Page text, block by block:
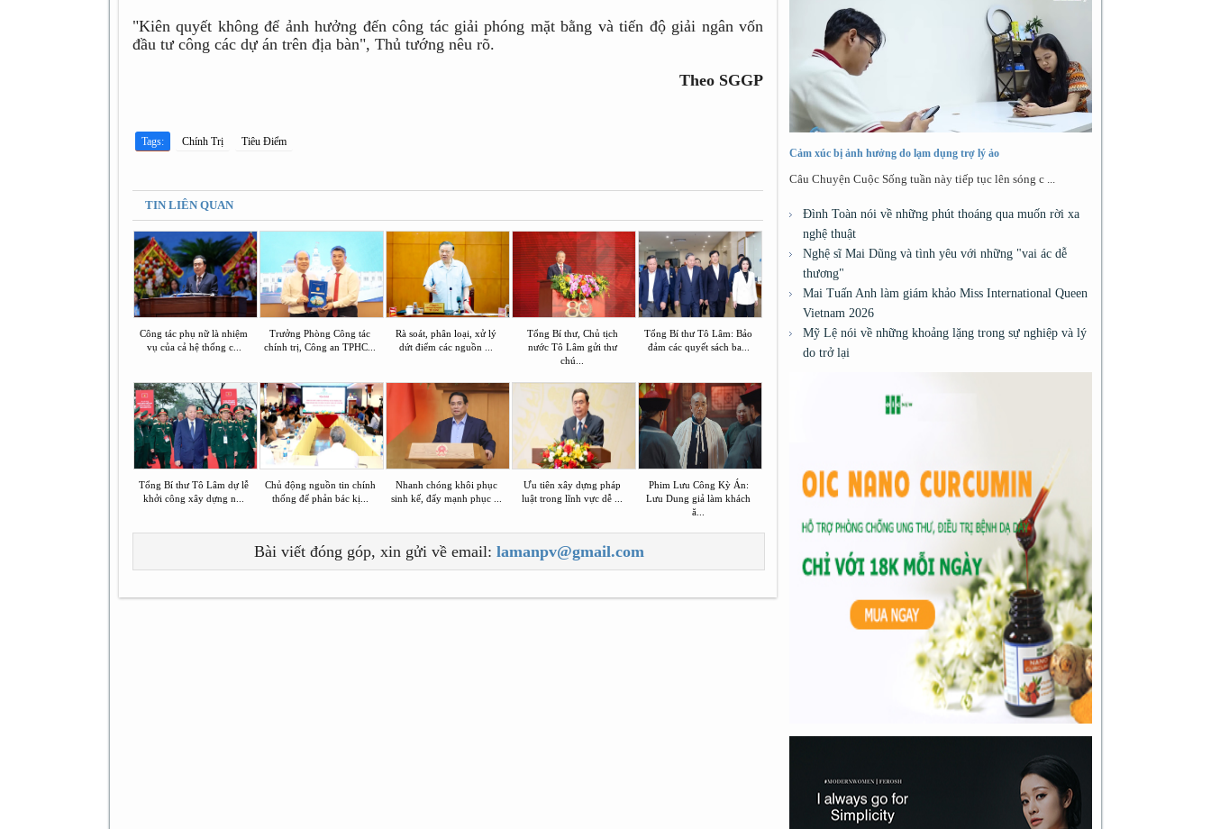
"Kiên quyết không để ảnh hưởng đến công tác giải phóng mặt bằng và tiến độ giải ngân vốn
đầu tư công các dự án trên địa bàn", Thủ tướng nêu rõ.
Theo SGGP
Tags: Chính Trị Tiêu Điểm
TIN LIÊN QUAN
Công tác phụ nữ là nhiệm
vụ của cả hệ thống c...
Trưởng Phòng Công tác
chính trị, Công an TPHC...
Rà soát, phân loại, xử lý
dứt điểm các nguồn ...
Tổng Bí thư, Chủ tịch
nước Tô Lâm gửi thư
chú...
Tổng Bí thư Tô Lâm: Bảo
đảm các quyết sách ba...
Tổng Bí thư Tô Lâm dự lễ
khởi công xây dựng n...
Chủ động nguồn tin chính
thống để phản bác kị...
Nhanh chóng khôi phục
sinh kế, đẩy mạnh phục ...
Ưu tiên xây dựng pháp
luật trong lĩnh vực dễ ...
Phim Lưu Công Kỳ Án:
Lưu Dung giả làm khách
ă...
Bài viết đóng góp, xin gửi về email: lamanpv@gmail.com
Cảm xúc bị ảnh hưởng do lạm dụng trợ lý ảo
Câu Chuyện Cuộc Sống tuần này tiếp tục lên sóng c ...
Đình Toàn nói về những phút thoáng qua muốn rời xa
nghệ thuật
Nghệ sĩ Mai Dũng và tình yêu với những "vai ác dễ
thương"
Mai Tuấn Anh làm giám khảo Miss International Queen
Vietnam 2026
Mỹ Lệ nói về những khoảng lặng trong sự nghiệp và lý
do trở lại